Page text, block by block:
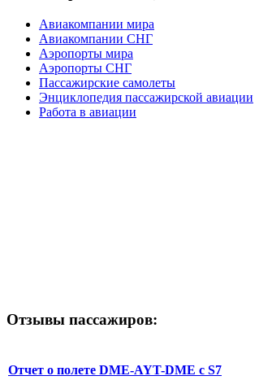
Авиакомпании мира
Авиакомпании СНГ
Аэропорты мира
Аэропорты СНГ
Пассажирские самолеты
Энциклопедия пассажирской авиации
Работа в авиации
Отзывы пассажиров:
Отчет о полете DME-AYT-DME с S7